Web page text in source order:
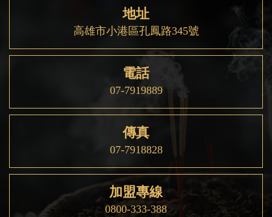
地址
高雄市小港區孔鳳路345號
電話
07-7919889
傳真
07-7918828
加盟專線
0800-333-388